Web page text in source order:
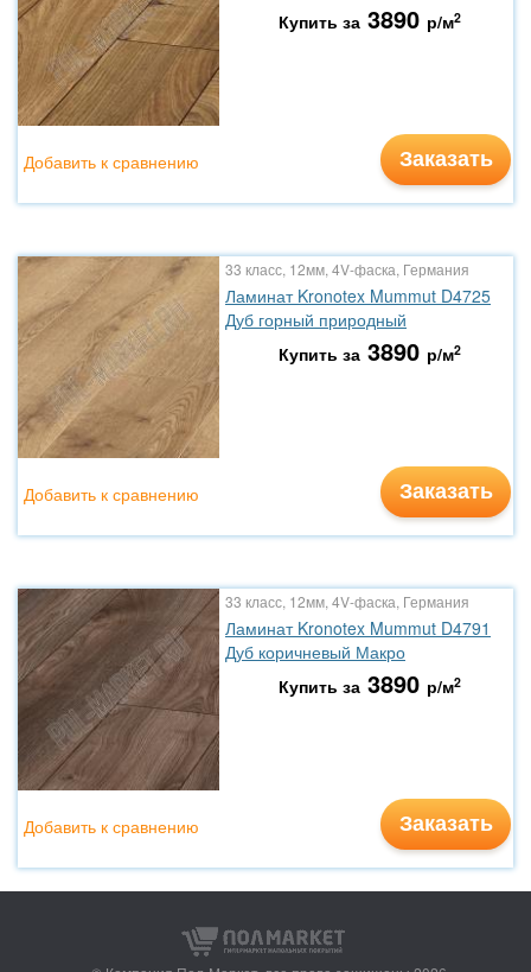
Купить за 3890 р/м2
Заказать
Добавить к сравнению
33 класс, 12мм, 4V-фаска, Германия
Ламинат Kronotex Mummut D4725
Дуб горный природный
Купить за 3890 р/м2
Заказать
Добавить к сравнению
33 класс, 12мм, 4V-фаска, Германия
Ламинат Kronotex Mummut D4791
Дуб коричневый Макро
Купить за 3890 р/м2
Заказать
Добавить к сравнению